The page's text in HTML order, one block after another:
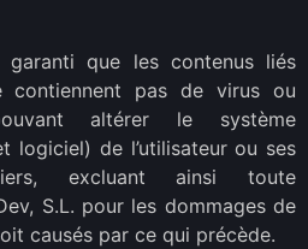
garanti que les contenus liés
pas de virus ou
altérer le système
logiciel) de l’utilisateur ou ses
excluant ainsi toute
S.L. pour les dommages de
causés par ce qui précède.